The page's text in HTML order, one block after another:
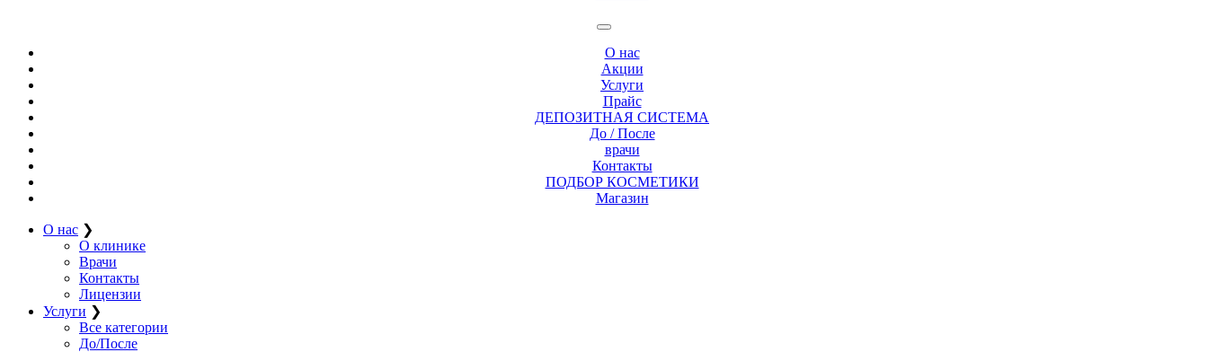
О нас
Акции
Услуги
Прайс
ДЕПОЗИТНАЯ СИСТЕМА
До / После
врачи
Контакты
ПОДБОР КОСМЕТИКИ
Магазин
О нас ❯
О клинике
Врачи
Контакты
Лицензии
Услуги ❯
Все категории
До/После